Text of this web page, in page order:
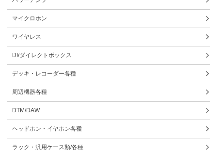
マイクロホン
ワイヤレス
DI/ダイレクトボックス
デッキ・レコーダー各種
周辺機器各種
DTM/DAW
ヘッドホン・イヤホン各種
ラック・汎用ケース類/各種